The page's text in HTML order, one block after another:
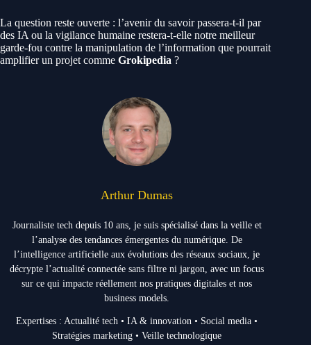
La question reste ouverte : l’avenir du savoir passera-t-il par
des IA ou la vigilance humaine restera-t-elle notre meilleur
garde-fou contre la manipulation de l’information que pourrait
amplifier un projet comme Grokipedia ?
Arthur Dumas
Journaliste tech depuis 10 ans, je suis spécialisé dans la veille et
l’analyse des tendances émergentes du numérique. De
l’intelligence artificielle aux évolutions des réseaux sociaux, je
décrypte l’actualité connectée sans filtre ni jargon, avec un focus
sur ce qui impacte réellement nos pratiques digitales et nos
business models.
Expertises : Actualité tech • IA & innovation • Social media •
Stratégies marketing • Veille technologique